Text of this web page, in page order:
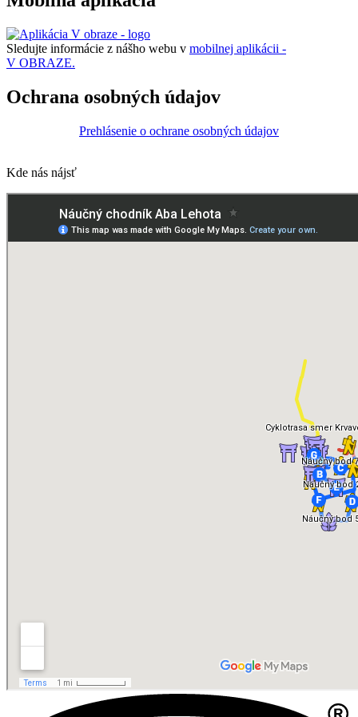
Sledujte informácie z nášho webu v mobilnej aplikácii -
V OBRAZE.
Ochrana osobných údajov
Prehlásenie o ochrane osobných údajov
Kde nás nájsť